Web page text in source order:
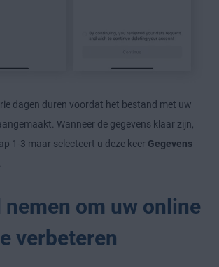
dagen duren voordat het bestand met uw
Wanneer de gegevens klaar zijn,
1-3 maar selecteert u deze keer Gegevens
nemen om uw online
verbeteren